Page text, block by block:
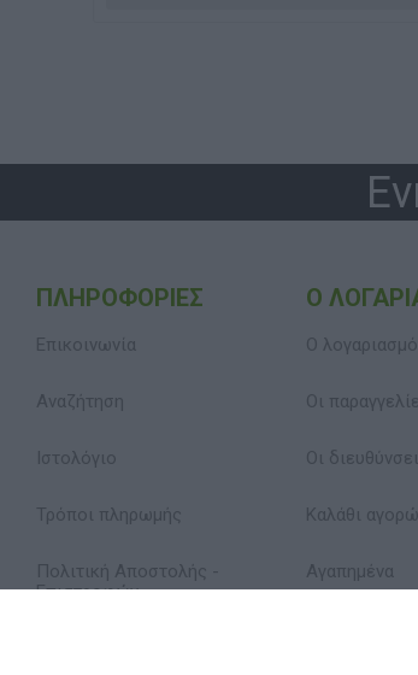
ΠΛΗΡΟΦΟΡΊΕΣ
Επικοινωνία
Αναζήτηση
Ιστολόγιο
Τρόποι πληρωμής
Πολιτική Αποστολής -
Επιστροφών
Ο
Ο
Οι
Οι
Καλάθι
Αγαπημένα